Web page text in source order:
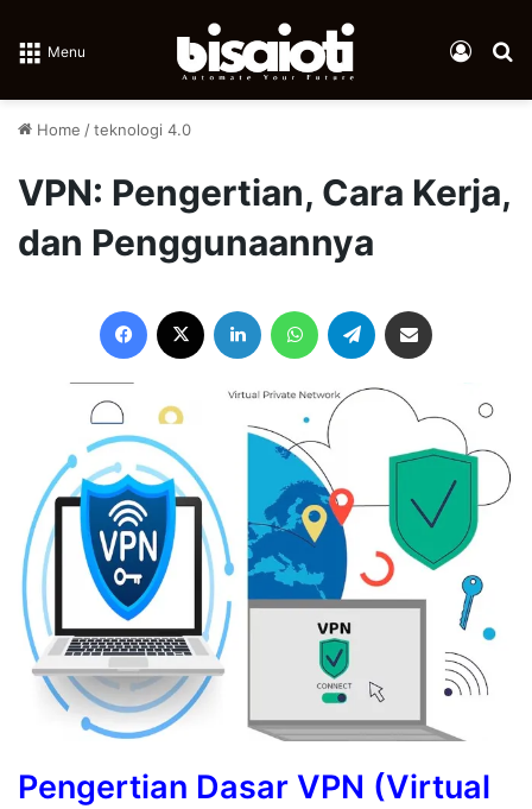
Menu Log In
Home /teknologi 4.0
VPN: Pengertian, Cara Kerja,
dan Penggunaannya
Facebook LinkedIn WhatsAppTelegram
Pengertian Dasar VPN (Virtual